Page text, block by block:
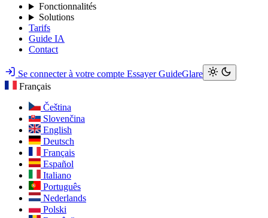
Fonctionnalités
Solutions
Tarifs
Guide IA
Contact
Se connecter à votre compte Essayer GuideGlare
Français
Čeština
Slovenčina
English
Deutsch
Français
Español
Italiano
Português
Nederlands
Polski